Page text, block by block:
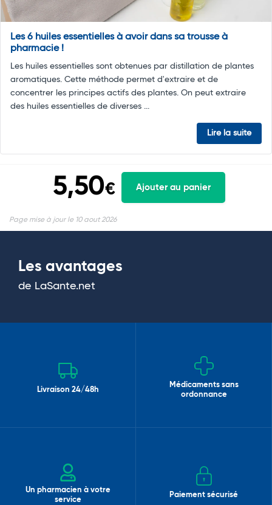
Les 6 huiles essentielles à avoir dans sa trousse à
pharmacie !
Les huiles essentielles sont obtenues par distillation de plantes
aromatiques. Cette méthode permet d'extraire et de
concentrer les principes actifs des plantes. On peut extraire
des huiles essentielles de diverses ...
Lire la suite
5,50€ Ajouter au panier
Page mise à jour le 10 aout 2026
Les avantages
de LaSante.net
Livraison 24/48h
Médicaments sans
ordonnance
Un pharmacien à votre
service
Paiement sécurisé